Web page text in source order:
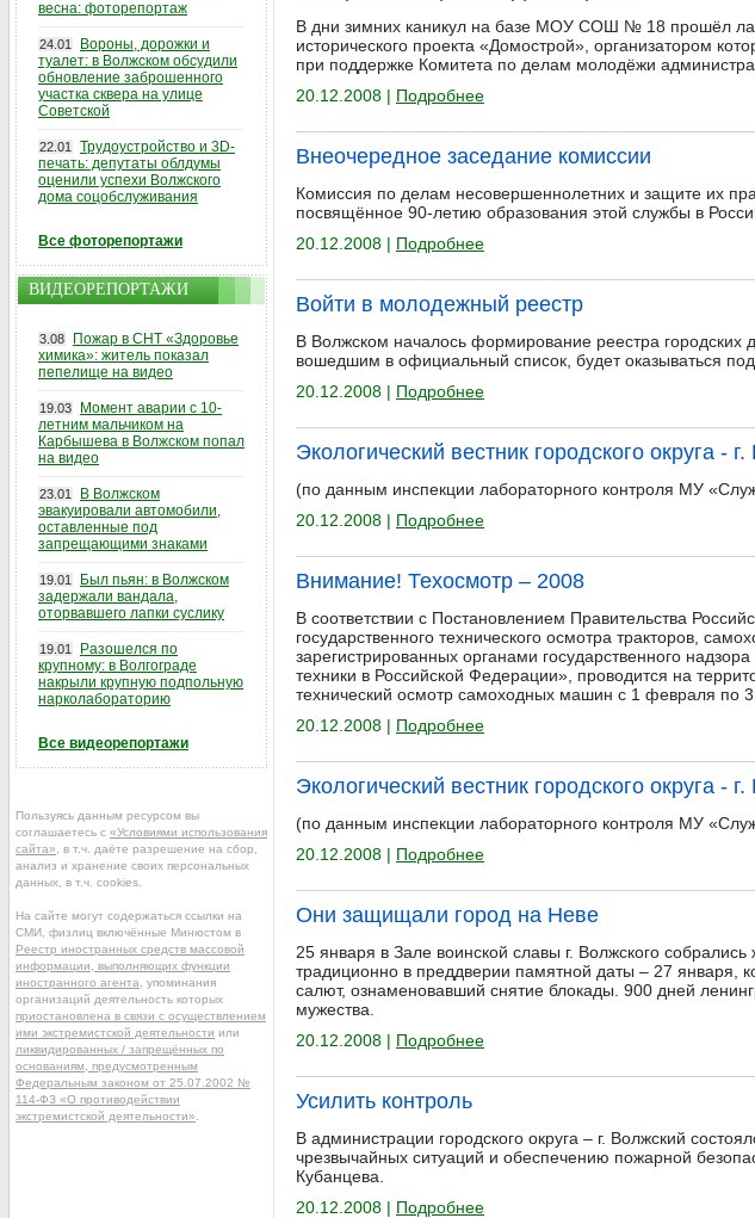
В дни зимних каникул на базе МОУ СОШ № 18 прошёл
исторического проекта «Домострой», организатором
при поддержке Комитета по делам молодёжи
20.12.2008 | Подробнее
Внеочередное заседание комиссии
Комиссия по делам несовершеннолетних и защите их
посвящённое 90-летию образования этой службы в
20.12.2008 | Подробнее
Войти в молодежный реестр
В Волжском началось формирование реестра
вошедшим в официальный список, будет оказываться
20.12.2008 | Подробнее
Экологический вестник городского округа -
(по данным инспекции лабораторного контроля МУ
20.12.2008 | Подробнее
Внимание! Техосмотр – 2008
В соответствии с Постановлением Правительства
государственного технического осмотра тракторов,
зарегистрированных органами государственного
техники в Российской Федерации», проводится на
технический осмотр самоходных машин с 1 февраля по
20.12.2008 | Подробнее
Экологический вестник городского округа -
(по данным инспекции лабораторного контроля МУ
20.12.2008 | Подробнее
Они защищали город на Неве
25 января в Зале воинской славы г. Волжского
традиционно в преддверии памятной даты – 27 января,
салют, ознаменовавший снятие блокады. 900 дней
мужества.
20.12.2008 | Подробнее
Усилить контроль
В администрации городского округа – г. Волжский
чрезвычайных ситуаций и обеспечению пожарной
Кубанцева.
20.12.2008 | Подробнее
весна: фоторепортаж
24.01
Вороны, дорожки и
туалет: в Волжском обсудили
обновление заброшенного
участка сквера на улице
Советской
22.01
Трудоустройство и 3D-
печать: депутаты облдумы
оценили успехи Волжского
дома соцобслуживания
Все фоторепортажи
ВИДЕОРЕПОРТАЖИ
3.08
Пожар в СНТ «Здоровье
химика»: житель показал
пепелище на видео
19.03
Момент аварии с 10-
летним мальчиком на
Карбышева в Волжском попал
на видео
23.01
В Волжском
эвакуировали автомобили,
оставленные под
запрещающими знаками
19.01
Был пьян: в Волжском
задержали вандала,
оторвавшего лапки суслику
19.01
Разошелся по
крупному: в Волгограде
накрыли крупную подпольную
нарколабораторию
Все видеорепортажи
Пользуясь данным ресурсом вы
соглашаетесь с «Условиями использования
сайта» , в т.ч. даёте разрешение на сбор,
анализ и хранение своих персональных
данных, в т.ч. cookies.
На сайте могут содержаться ссылки на
СМИ, физлиц включённые Минюстом в
Реестр иностранных средств массовой
информации, выполняющих функции
иностранного агента , упоминания
организаций деятельность которых
приостановлена в связи с осуществлением
ими экстремистской деятельности или
ликвидированных / запрещённых по
основаниям, предусмотренным
Федеральным законом от 25.07.2002 №
114-ФЗ «О противодействии
экстремистской деятельности»